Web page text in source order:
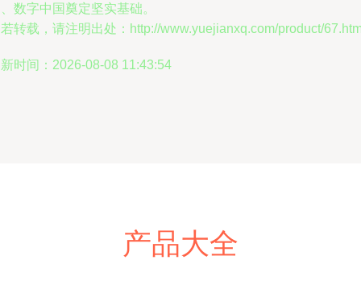
数字中国奠定坚实基础。
转载，请注明出处：http://www.yuejianxq.com/product/
时间：2026-08-08 11:43:54
产品大全